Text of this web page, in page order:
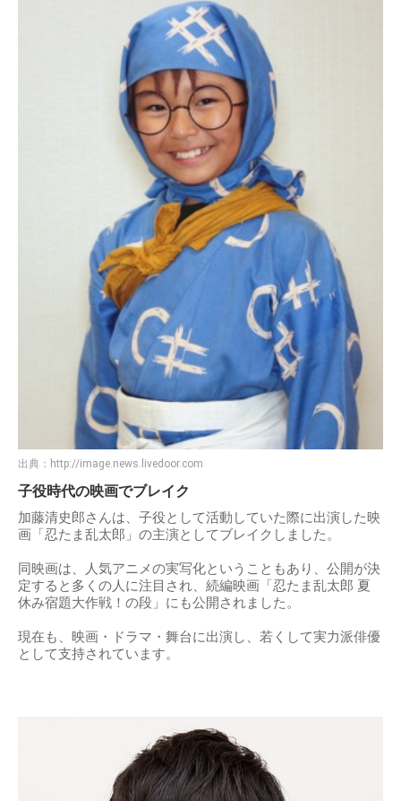
出典： http://image.news.livedoor.com
子役時代の映画でブレイク
加藤清史郎さんは、子役として活動していた際に出演した映
画「忍たま乱太郎」の主演としてブレイクしました。
同映画は、人気アニメの実写化ということもあり、公開が決
定すると多くの人に注目され、続編映画「忍たま乱太郎 夏
休み宿題大作戦！の段」にも公開されました。
現在も、映画・ドラマ・舞台に出演し、若くして実力派俳優
として支持されています。